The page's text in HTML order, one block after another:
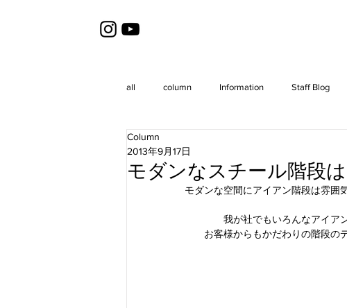
all column Information Staff Blog
モダンなスチール階段は
Column
2013年9月17日
モダンな空間にアイアン階段は雰囲
我が社でもいろんなアイア
お客様からもかだわりの階段の